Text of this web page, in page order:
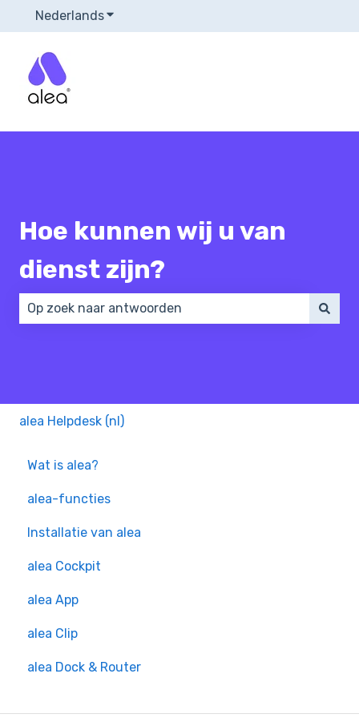
NederlandsSubmenu tonen voor vertalingen
Hoe kunnen wij u van
dienst zijn?
alea Helpdesk (nl)
Wat is alea?
alea-functies
Installatie van alea
alea Cockpit
alea App
alea Clip
alea Dock & Router